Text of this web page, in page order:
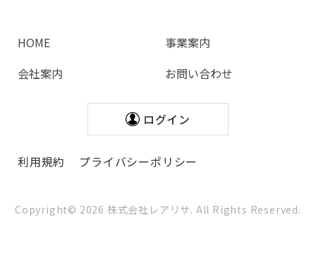
HOME
事業案内
会社案内
お問い合わせ
ログイン
利用規約 プライバシーポリシー
Copyright© 2026 株式会社レアリサ. All Rights Reserved.